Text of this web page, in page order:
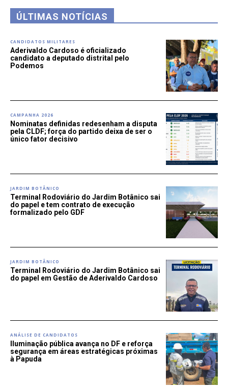
ÚLTIMAS NOTÍCIAS
CANDIDATOS MILITARES
Aderivaldo Cardoso é oficializado
candidato a deputado distrital pelo
Podemos
CAMPANHA 2026
Nominatas definidas redesenham a disputa
pela CLDF; força do partido deixa de ser o
único fator decisivo
JARDIM BOTÂNICO
Terminal Rodoviário do Jardim Botânico sai
do papel e tem contrato de execução
formalizado pelo GDF
JARDIM BOTÂNICO
Terminal Rodoviário do Jardim Botânico sai
do papel em Gestão de Aderivaldo Cardoso
ANÁLISE DE CANDIDATOS
Iluminação pública avança no DF e reforça
segurança em áreas estratégicas próximas
à Papuda